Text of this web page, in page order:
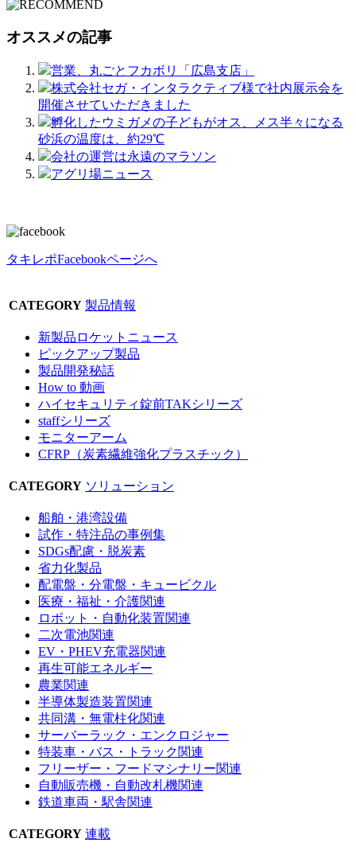
オススメの記事
営業、丸ごとフカボリ「広島支店」
株式会社セガ・インタラクティブ様で社内展示会を
開催させていただきました
孵化したウミガメの子どもがオス、メス半々になる
砂浜の温度は、約29℃
会社の運営は永遠のマラソン
アグリ場ニュース
タキレポFacebookページへ
CATEGORY 製品情報
新製品ロケットニュース
ピックアップ製品
製品開発秘話
How to 動画
ハイセキュリティ錠前TAKシリーズ
staffシリーズ
モニターアーム
CFRP（炭素繊維強化プラスチック）
CATEGORY ソリューション
船舶・港湾設備
試作・特注品の事例集
SDGs配慮・脱炭素
省力化製品
配電盤・分電盤・キュービクル
医療・福祉・介護関連
ロボット・自動化装置関連
二次電池関連
EV・PHEV充電器関連
再生可能エネルギー
農業関連
半導体製造装置関連
共同溝・無電柱化関連
サーバーラック・エンクロジャー
特装車・バス・トラック関連
フリーザー・フードマシナリー関連
自動販売機・自動改札機関連
鉄道車両・駅舎関連
CATEGORY 連載